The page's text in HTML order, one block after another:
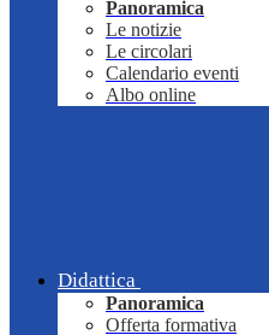
Panoramica
Le notizie
Le circolari
Calendario eventi
Albo online
Didattica
Panoramica
Offerta formativa